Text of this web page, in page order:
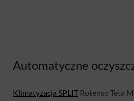
Automatyczne
Klimatyzacja SPLIT Rotenso Teta